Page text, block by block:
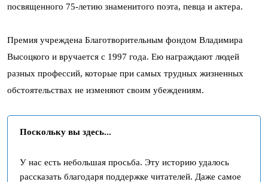
посвященного 75-летию знаменитого поэта, певца и актера.
Премия учреждена Благотворительным фондом Владимира
Высоцкого и вручается с 1997 года. Ею награждают людей
разных профессий, которые при самых трудных жизненных
обстоятельствах не изменяют своим убеждениям.
Поскольку вы здесь...
У нас есть небольшая просьба. Эту историю удалось
рассказать благодаря поддержке читателей. Даже самое